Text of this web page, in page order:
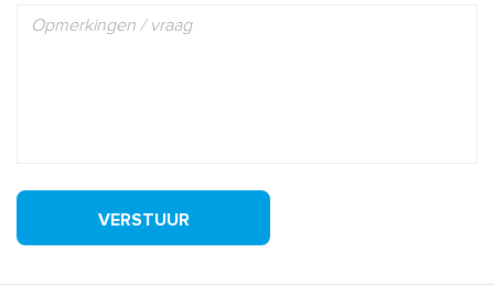
VERSTUUR